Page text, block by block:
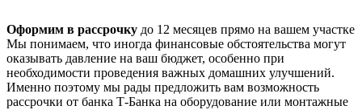
Оформим в рассрочку до 12 месяцев прямо на вашем участке
Мы понимаем, что иногда финансовые обстоятельства могут
оказывать давление на ваш бюджет, особенно при
необходимости проведения важных домашних улучшений.
Именно поэтому мы рады предложить вам возможность
рассрочки от банка Т-Банка на оборудование или монтажные